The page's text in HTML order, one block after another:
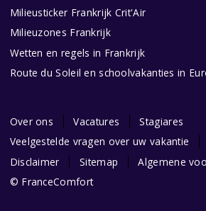
Milieusticker Frankrijk Crit'Air
Milieuzones Frankrijk
Wetten en regels in Frankrijk
Route du Soleil en schoolvakanties in
Over ons Vacatures
Stagiares
Veelgestelde vragen over uw vakantie
Disclaimer
Sitemap
Algemene
© FranceComfort